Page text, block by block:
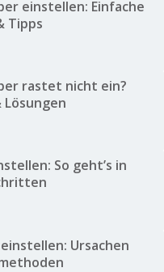
einstellen: Einfache
Tipps
rastet nicht ein?
Lösungen
So geht’s in
Ursachen